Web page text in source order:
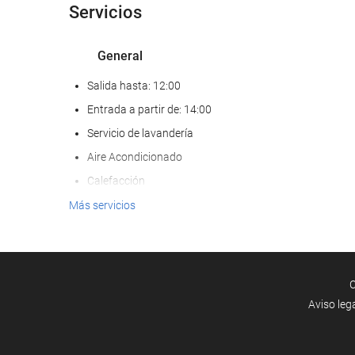
Servicios
General
Salida hasta: 12:00
Entrada a partir de: 14:00
Servicio de lavandería
Aire Acondicionado
Calefacción
Ascensor
Hotel no fumadores
Más servicios
Aviso